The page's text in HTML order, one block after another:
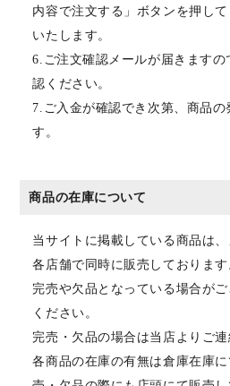
内容で注文する」ボタンを押し
いたします。
6.ご注文確認メールが届きます
認ください。
7.ご入金が確認でき次第、商品の
す。
商品の在庫について
当サイトに掲載している商品は
各店舗で同時に販売しておりま
完売や欠品となっている場合が
ください。
完売・欠品の場合は当店よりご連
各商品の在庫の有無は倉庫在庫